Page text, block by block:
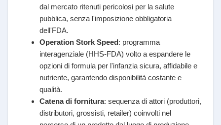
dal mercato ritenuti pericolosi per la salute
pubblica, senza l'imposizione obbligatoria
dell'FDA.
Operation Stork Speed: programma
interagenziale (HHS-FDA) volto a espandere le
opzioni di formula per l'infanzia sicura, affidabile e
nutriente, garantendo disponibilità costante e
qualità.
Catena di fornitura: sequenza di attori (produttori,
distributori, grossisti, retailer) coinvolti nel